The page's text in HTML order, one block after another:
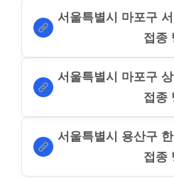
서울특별시 마포구
접종
서울특별시 마포구
접종
서울특별시 용산구
접종